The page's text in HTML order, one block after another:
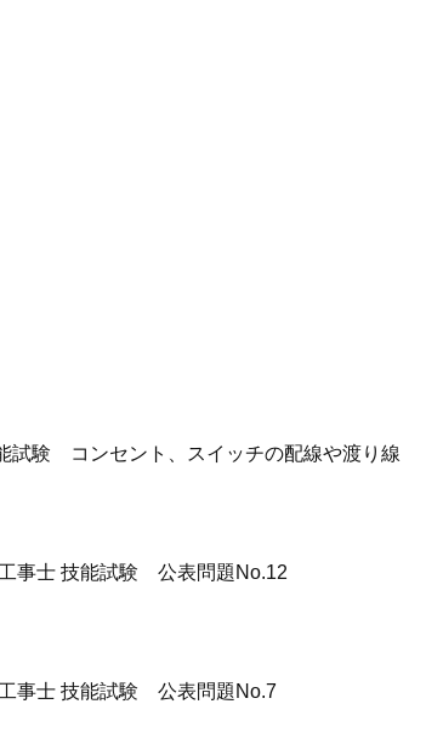
試験 コンセント、スイッチの配線や渡り線
事士 技能試験 公表問題No.12
事士 技能試験 公表問題No.7